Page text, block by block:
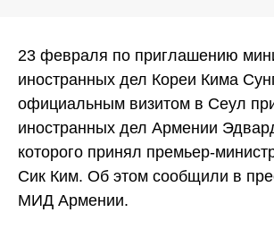
23 февраля по приглашению
иностранных дел Кореи Кима
официальным визитом в Сеул
иностранных дел Армении
которого принял премьер-
Сик Ким. Об этом сообщили в
МИД Армении.